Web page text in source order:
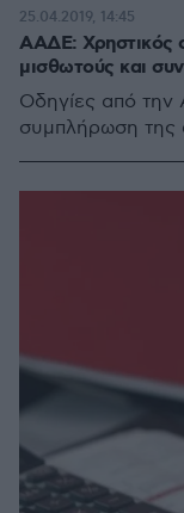
ΑΑΔΕ: Χρηστικός
μισθωτούς και
Οδηγίες από την
συμπλήρωση της
25.04.2019, 14:45